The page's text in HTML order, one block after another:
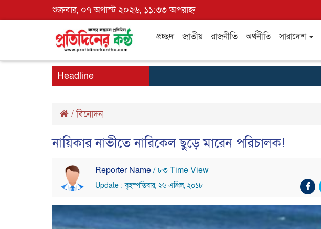
শুক্রবার, ০৭ অগাস্ট ২০২৬, ১১:৩৩ অপরাহ্ন
প্রচ্ছদ জাতীয় রাজনীতি অর্থনীতি সারাদেশ
Headline
/বিনোদন
নায়িকার নাভীতে নারিকেল ছুড়ে মারেন পরিচালক!
Reporter Name/ ৮৩ Time View
Update : বৃহস্পতিবার, ২৬ এপ্রিল, ২০১৮